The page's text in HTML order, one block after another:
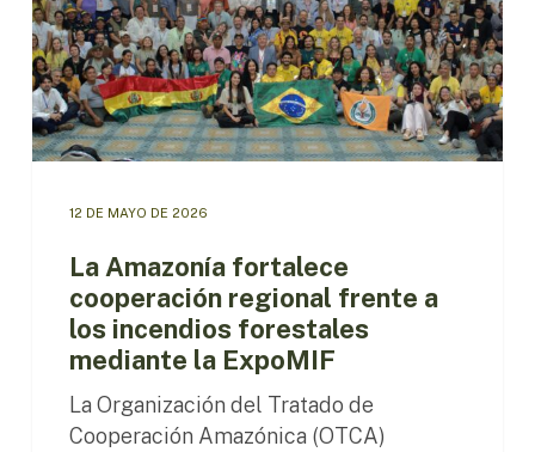
a
los
incendios
forestales
mediante
la
12 DE MAYO DE 2026
La Amazonía fortalece
cooperación regional frente a
los incendios forestales
mediante la ExpoMIF
La Organización del Tratado de
Cooperación Amazónica (OTCA)